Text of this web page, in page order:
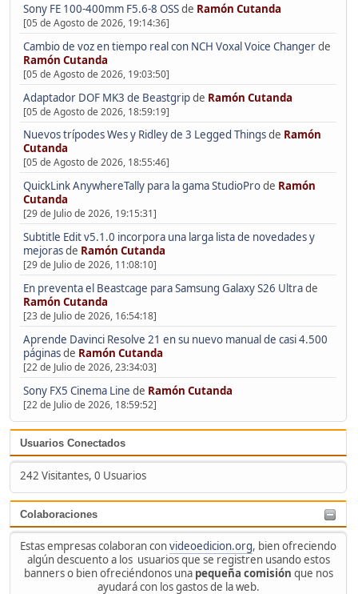
Sony FE 100-400mm F5.6-8 OSSde Ramón Cutanda
[05 de Agosto de 2026, 19:14:36]
Cambio de voz en tiempo real con NCH Voxal Voice Changerde
Ramón Cutanda
[05 de Agosto de 2026, 19:03:50]
Adaptador DOF MK3 de Beastgripde Ramón Cutanda
[05 de Agosto de 2026, 18:59:19]
Nuevos trípodes Wes y Ridley de 3 Legged Thingsde Ramón
Cutanda
[05 de Agosto de 2026, 18:55:46]
QuickLink AnywhereTally para la gama StudioProde Ramón
Cutanda
[29 de Julio de 2026, 19:15:31]
Subtitle Edit v5.1.0 incorpora una larga lista de novedades y
mejorasde Ramón Cutanda
[29 de Julio de 2026, 11:08:10]
En preventa el Beastcage para Samsung Galaxy S26 Ultrade
Ramón Cutanda
[23 de Julio de 2026, 16:54:18]
Aprende Davinci Resolve 21 en su nuevo manual de casi 4.500
páginasde Ramón Cutanda
[22 de Julio de 2026, 23:34:03]
Sony FX5 Cinema Line de Ramón Cutanda
[22 de Julio de 2026, 18:59:52]
Usuarios Conectados
242 Visitantes, 0 Usuarios
Colaboraciones
Estas empresas colaboran convideoedicion.org, bien ofreciendo
algún descuento a los usuarios que se registren usando estos
banners o bien ofreciéndonos una pequeña comisión que nos
ayudará con los gastos de la web.